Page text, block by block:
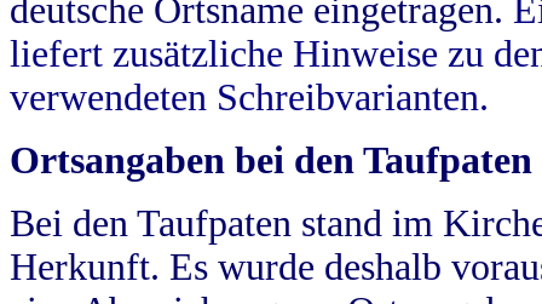
deutsche Ortsname eingetragen.
liefert zusätzliche Hinweise zu
verwendeten Schreibvarianten.
Ortsangaben bei den Taufpaten
Bei den Taufpaten stand im
Herkunft. Es wurde deshalb